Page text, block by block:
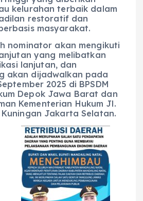
kelurahan terbaik dalam
restoratif dan
masyarakat.
nominator akan mengikuti
yang melibatkan
lanjutan, dan
akan dijadwalkan pada
2025 di BPSDM
Depok Jawa Barat dan
Kementerian Hukum Jl.
Kuningan Jakarta Selatan.